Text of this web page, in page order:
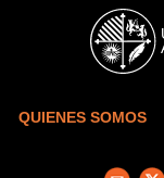
Skip to main content
QUIENES SOMOS